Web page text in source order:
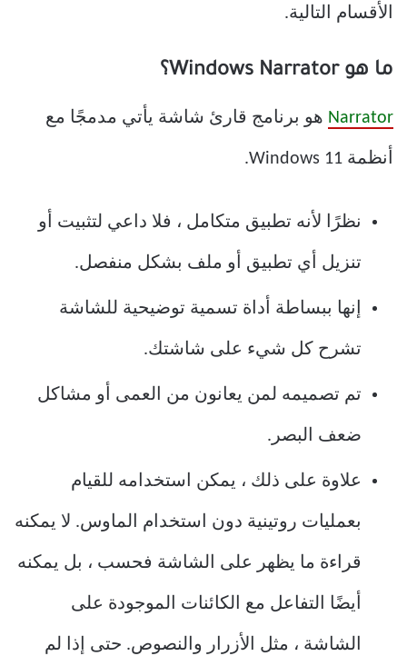
الأقسام التالية.
ما هو Windows Narrator؟
Narrator هو برنامج قارئ شاشة يأتي مدمجًا مع
أنظمة Windows 11.
نظرًا لأنه تطبيق متكامل ، فلا داعي لتثبيت أو
تنزيل أي تطبيق أو ملف بشكل منفصل.
إنها ببساطة أداة تسمية توضيحية للشاشة
تشرح كل شيء على شاشتك.
تم تصميمه لمن يعانون من العمى أو مشاكل
ضعف البصر.
علاوة على ذلك ، يمكن استخدامه للقيام
بعمليات روتينية دون استخدام الماوس. لا يمكنه
قراءة ما يظهر على الشاشة فحسب ، بل يمكنه
أيضًا التفاعل مع الكائنات الموجودة على
الشاشة ، مثل الأزرار والنصوص. حتى إذا لم